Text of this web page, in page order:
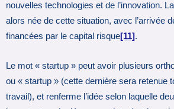
nouvelles technologies et de l’innovation.
alors née de cette situation, avec l’arrivée
financées par le capital risque[11].
Le mot « startup » peut avoir plusieurs
ou « startup » (cette dernière sera retenue
travail), et renferme l’idée selon laquelle